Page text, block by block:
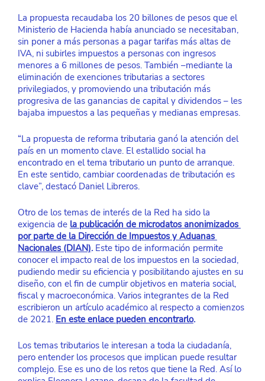
La propuesta recaudaba los 20 billones de pesos que el
Ministerio de Hacienda había anunciado se necesitaban,
sin poner a más personas a pagar tarifas más altas de
IVA, ni subirles impuestos a personas con ingresos
menores a 6 millones de pesos. También –mediante la
eliminación de exenciones tributarias a sectores
privilegiados, y promoviendo una tributación más
progresiva de las ganancias de capital y dividendos – les
bajaba impuestos a las pequeñas y medianas empresas.
“La propuesta de reforma tributaria ganó la atención del
país en un momento clave. El estallido social ha
encontrado en el tema tributario un punto de arranque.
En este sentido, cambiar coordenadas de tributación es
clave”, destacó Daniel Libreros.
Otro de los temas de interés de la Red ha sido la
exigencia de la publicación de microdatos anonimizados
por parte de la Dirección de Impuestos y Aduanas
Nacionales (DIAN). Este tipo de información permite
conocer el impacto real de los impuestos en la sociedad,
pudiendo medir su eficiencia y posibilitando ajustes en su
diseño, con el fin de cumplir objetivos en materia social,
fiscal y macroeconómica. Varios integrantes de la Red
escribieron un artículo académico al respecto a comienzos
de 2021. En este enlace pueden encontrarlo.
Los temas tributarios le interesan a toda la ciudadanía,
pero entender los procesos que implican puede resultar
complejo. Ese es uno de los retos que tiene la Red. Así lo